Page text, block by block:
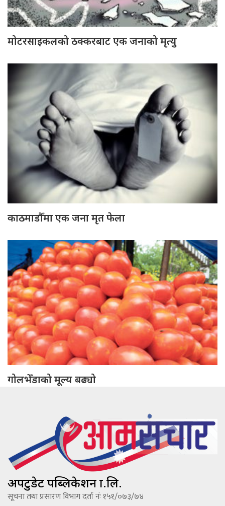
मोटरसाइकलको ठक्करबाट एक जनाको मृत्यु
काठमाडौँमा एक जना मृत फेला
गोलभेँडाको मूल्य बढ्यो
अपटुडेट पब्लिकेशन प्रा.लि.
सूचना तथा प्रसारण विभाग दर्ता नंः १५१/०७३/७४